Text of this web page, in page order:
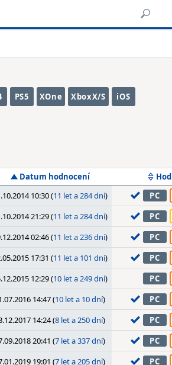
PS5 XOne XboxX/S iOS
Datum hodnocení
10:30 (11 let a 284 dní)
PC
21:29 (11 let a 284 dní)
PC
02:46 (11 let a 236 dní)
PC
17:31 (11 let a 101 dní)
PC
12:29 (10 let a 249 dní)
PC
14:47 (10 let a 10 dní)
PC
14:24 (8 let a 250 dní)
PC
20:41 (7 let a 337 dní)
PC
19:01 (7 let a 205 dní)
PC